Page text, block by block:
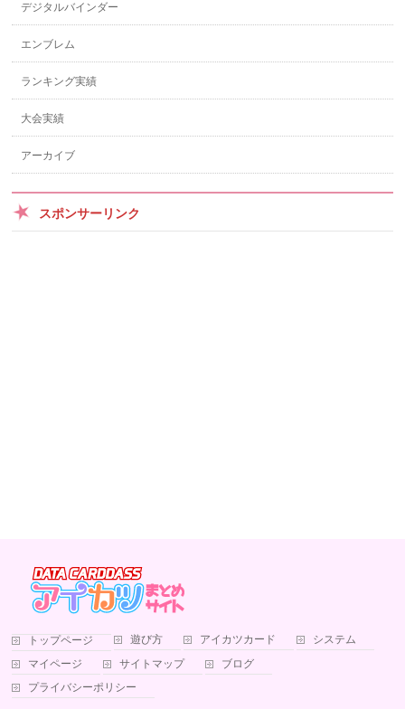
デジタルバインダー
エンブレム
ランキング実績
大会実績
アーカイブ
スポンサーリンク
トップページ 遊び方 アイカツカード
システム
マイページ
サイトマップ
ブログ
プライバシーポリシー